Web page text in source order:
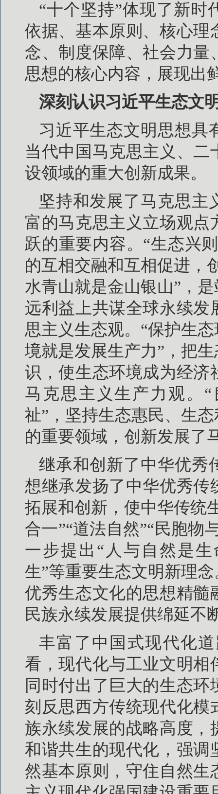
“十个坚持”体现了新时
依据、基本原则、核心理
念、制度保障、社会力
思想的核心内容，展现出
深刻认识习近平生态文
习近平生态文明思想具
当代中国马克思主义、
设领域的重大创新成果。
坚持和发展了马克思主
富的马克思主义立场观
跃的重要内容。“生态兴
的互相交融和互相促进，
水青山就是金山银山”，
远利益上共谋全球永续发
思主义生态观。“保护生
境就是发展生产力”，把
识，使生态环境成为经济
马克思主义生产力观。
祉”，坚持生态惠民、生
的重要领域，创新发展了
继承和创新了中华优秀
想继承发扬了中华优秀
拓展和创新，使中华传统
合一”“道法自然”“民胞物
一步提出“人与自然是
生”等重要生态文明新理
优秀生态文化的思想精髓
民族永续发展提供绵延不
丰富了中国式现代化
看，现代化与工业文明相
同时付出了巨大的生态
刻反思西方传统现代化
族永续发展的战略高度，
和谐共生的现代化，强调
然基本原则，守住自然生